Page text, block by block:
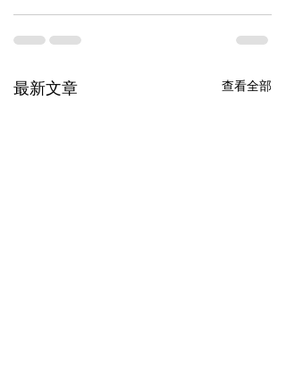
最新文章 查看全部